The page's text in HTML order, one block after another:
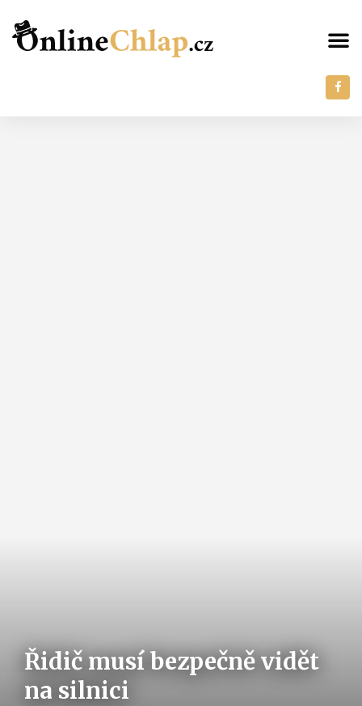
Řidič musí bezpečně vidět
na silnici